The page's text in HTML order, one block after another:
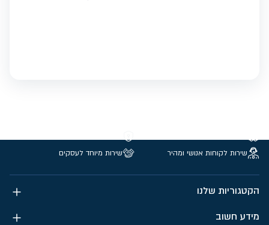
שירות לקוחות אנושי ומהיר
שירות מיוחד לעסקים
הקטגוריות שלנו
מידע חשוב